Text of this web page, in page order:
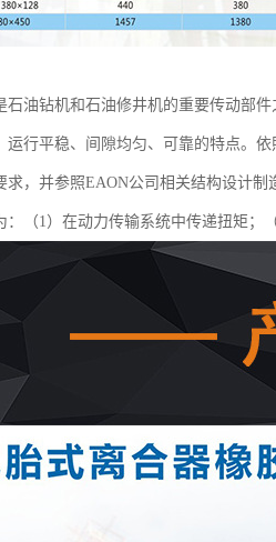
石油钻机和石油修井机的重要传动部
运行平稳、间隙均匀、可靠的特点。
求，并参照EAON公司相关结构设计制
：（1）在动力传输系统中传递扭矩；